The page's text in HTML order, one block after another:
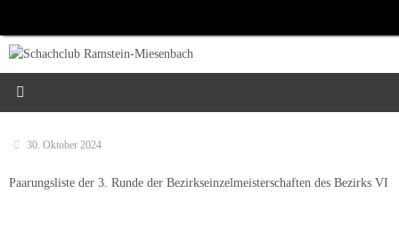
springen
30. Oktober 2024
Paarungsliste der 3. Runde der Bezirkseinzelmeisterschaften des Bezirks VI